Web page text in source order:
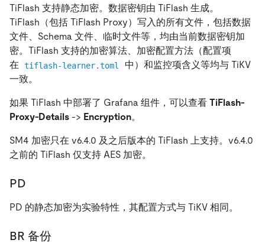
TiFlash 支持静态加密。数据密钥由 TiFlash 生成。
TiFlash（包括 TiFlash Proxy）写入的所有文件，包括数据
文件、Schema 文件、临时文件等，均由当前数据密钥加
密。TiFlash 支持的加密算法、加密配置方法（配置项
在
tiflash-learner.toml
中）和监控项含义等均与 TiKV
一致。
如果 TiFlash 中部署了 Grafana 组件，可以查看 TiFlash-
Proxy-Details -> Encryption。
SM4 加密只在 v6.4.0 及之后版本的 TiFlash 上支持。v6.4.0
之前的 TiFlash 仅支持 AES 加密。
PD
PD 的静态加密为实验特性，其配置方式与 TiKV 相同。
BR 备份